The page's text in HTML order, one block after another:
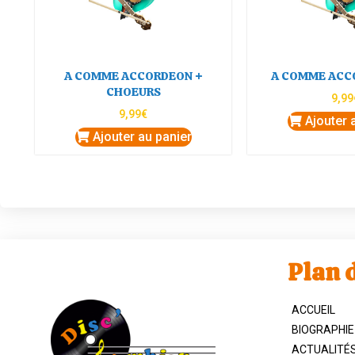
A COMME ACCORDEON +
CHOEURS
9,99€
Ajouter au panier
A COMME
9,99
Ajouter
Plan
ACCUEIL
BIOGRAPHIE